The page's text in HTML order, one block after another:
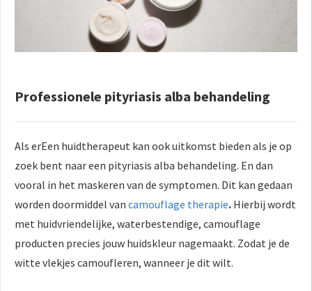
Professionele pityriasis alba behandeling
Als erEen huidtherapeut kan ook uitkomst bieden als je op
zoek bent naar een pityriasis alba behandeling. En dan
vooral in het maskeren van de symptomen. Dit kan gedaan
worden doormiddel van camouflage therapie. Hierbij wordt
met huidvriendelijke, waterbestendige, camouflage
producten precies jouw huidskleur nagemaakt. Zodat je de
witte vlekjes camoufleren, wanneer je dit wilt.